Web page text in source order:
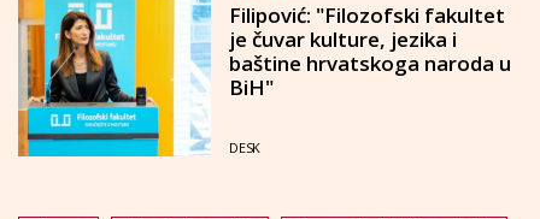
Filipović: "Filozofski fakultet
je čuvar kulture, jezika i
baštine hrvatskoga naroda u
BiH"
DESK